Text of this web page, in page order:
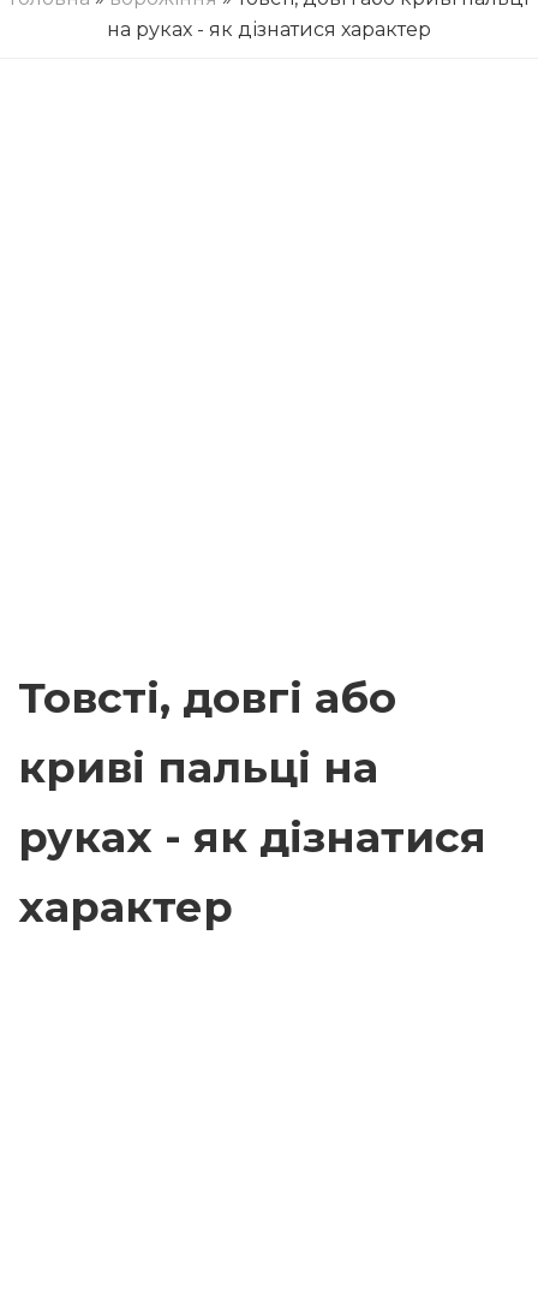
на руках - як дізнатися характер
Товсті, довгі або
криві пальці на
руках - як дізнатися
характер